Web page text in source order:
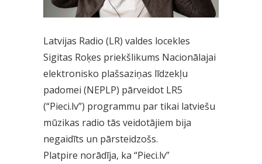
Latvijas Radio (LR) valdes locekles
Sigitas Roķes priekšlikums Nacionālajai
elektronisko plašsaziņas līdzekļu
padomei (NEPLP) pārveidot LR5
(“Pieci.lv”) programmu par tikai latviešu
mūzikas radio tās veidotājiem bija
negaidīts un pārsteidzošs.
Platpire norādīja, ka “Pieci.lv”